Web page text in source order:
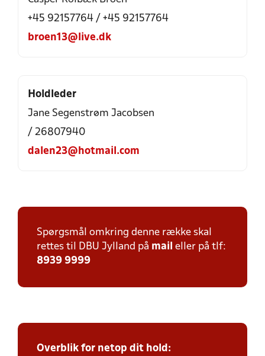
+45 92157764 / +45 92157764
broen13@live.dk
Holdleder
Jane Segenstrøm Jacobsen
/ 26807940
dalen23@hotmail.com
Spørgsmål omkring denne række skal
rettes til DBU Jylland på mail eller på tlf:
8939 9999
Overblik for netop dit hold: